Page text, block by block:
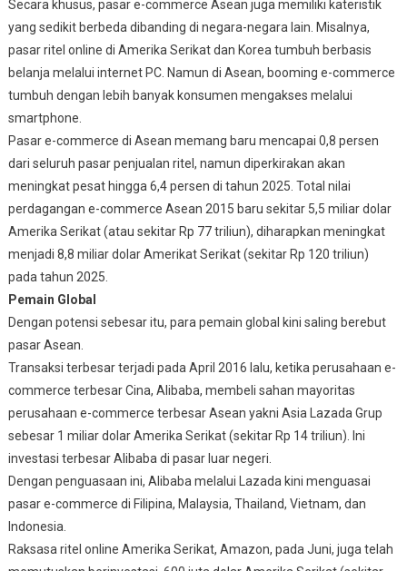
Secara khusus, pasar e-commerce Asean juga memiliki kateristik
yang sedikit berbeda dibanding di negara-negara lain. Misalnya,
pasar ritel online di Amerika Serikat dan Korea tumbuh berbasis
belanja melalui internet PC. Namun di Asean, booming e-commerce
tumbuh dengan lebih banyak konsumen mengakses melalui
smartphone.
Pasar e-commerce di Asean memang baru mencapai 0,8 persen
dari seluruh pasar penjualan ritel, namun diperkirakan akan
meningkat pesat hingga 6,4 persen di tahun 2025. Total nilai
perdagangan e-commerce Asean 2015 baru sekitar 5,5 miliar dolar
Amerika Serikat (atau sekitar Rp 77 triliun), diharapkan meningkat
menjadi 8,8 miliar dolar Amerikat Serikat (sekitar Rp 120 triliun)
pada tahun 2025.
Pemain Global
Dengan potensi sebesar itu, para pemain global kini saling berebut
pasar Asean.
Transaksi terbesar terjadi pada April 2016 lalu, ketika perusahaan e-
commerce terbesar Cina, Alibaba, membeli sahan mayoritas
perusahaan e-commerce terbesar Asean yakni Asia Lazada Grup
sebesar 1 miliar dolar Amerika Serikat (sekitar Rp 14 triliun). Ini
investasi terbesar Alibaba di pasar luar negeri.
Dengan penguasaan ini, Alibaba melalui Lazada kini menguasai
pasar e-commerce di Filipina, Malaysia, Thailand, Vietnam, dan
Indonesia.
Raksasa ritel online Amerika Serikat, Amazon, pada Juni, juga telah